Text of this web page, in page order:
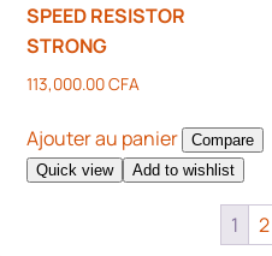
SPEED RESISTOR
STRONG
113,000.00CFA
Ajouter au panier
Compare
Quick view
Add to wishlist
1 2